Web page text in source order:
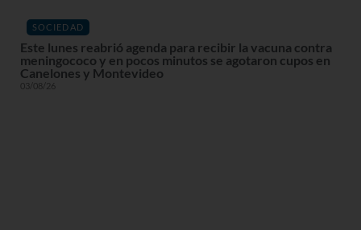
SOCIEDAD
Este lunes reabrió agenda para recibir la vacuna contra
meningococo y en pocos minutos se agotaron cupos en
Canelones y Montevideo
03/08/26